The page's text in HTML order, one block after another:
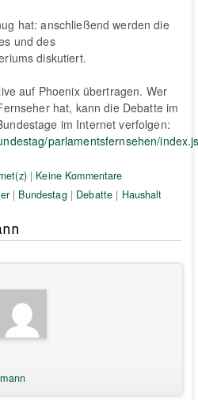
hat: anschließend werden die
und des
diskutiert.
auf Phoenix übertragen. Wer
hat, kann die Debatte im
im Internet verfolgen:
parlamentsfernsehen/
| Keine Kommentare
| Bundestag| Debatte | Haushalt